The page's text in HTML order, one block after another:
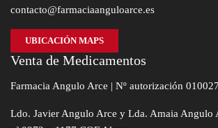
contacto@farmaciaanguloarce.es
UBICACIÓN MAPS
Venta de Medicamentos
Farmacia Angulo Arce | Nº autorización 010027
Ldo. Javier Angulo Arce y Lda. Amaia Angulo